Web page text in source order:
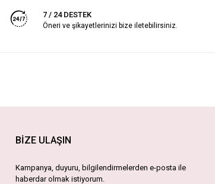
7 / 24 DESTEK
Öneri ve şikayetlerinizi bize iletebilirsiniz.
BİZE ULAŞIN
Kampanya, duyuru, bilgilendirmelerden e-posta ile
haberdar olmak istiyorum.